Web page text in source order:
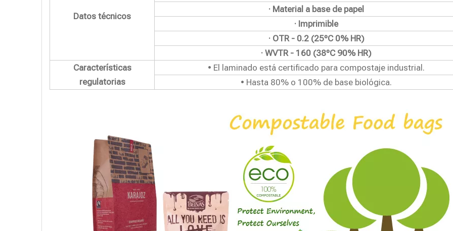
Datos técnicos
· Material a base de papel
· Imprimible
· OTR - 0.2 (25ºC 0% HR)
· WVTR - 160 (38ºC 90% HR)
Características
regulatorias
• El laminado está certificado para compostaje industrial.
• Hasta 80% o 100% de base biológica.